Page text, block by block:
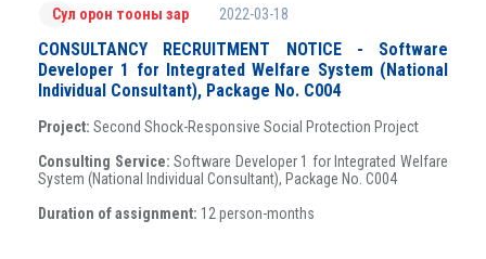
Сул орон тооны зар 2022-03-18
CONSULTANCY RECRUITMENT NOTICE - Software
Developer 1 for Integrated Welfare System (National
Individual Consultant), Package No. C004
Project: Second Shock-Responsive Social Protection Project
Consulting Service: Software Developer 1 for Integrated Welfare
System (National Individual Consultant), Package No. C004
Duration of assignment: 12 person-months